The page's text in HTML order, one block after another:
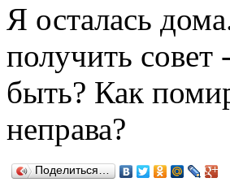
Я осталась
получить
быть? Как
неправа?
Поделиться…